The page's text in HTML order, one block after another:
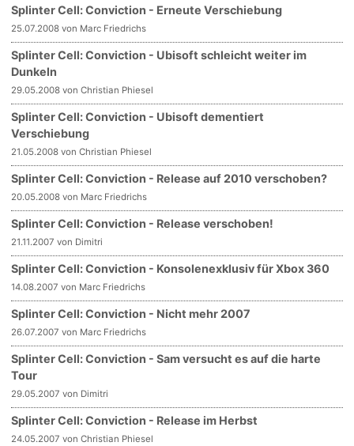
Splinter Cell: Conviction - Erneute Verschiebung
25.07.2008 von Marc Friedrichs
Splinter Cell: Conviction - Ubisoft schleicht weiter im
Dunkeln
29.05.2008 von Christian Phiesel
Splinter Cell: Conviction - Ubisoft dementiert
Verschiebung
21.05.2008 von Christian Phiesel
Splinter Cell: Conviction - Release auf 2010 verschoben?
20.05.2008 von Marc Friedrichs
Splinter Cell: Conviction - Release verschoben!
21.11.2007 von Dimitri
Splinter Cell: Conviction - Konsolenexklusiv für Xbox 360
14.08.2007 von Marc Friedrichs
Splinter Cell: Conviction - Nicht mehr 2007
26.07.2007 von Marc Friedrichs
Splinter Cell: Conviction - Sam versucht es auf die harte
Tour
29.05.2007 von Dimitri
Splinter Cell: Conviction - Release im Herbst
24.05.2007 von Christian Phiesel